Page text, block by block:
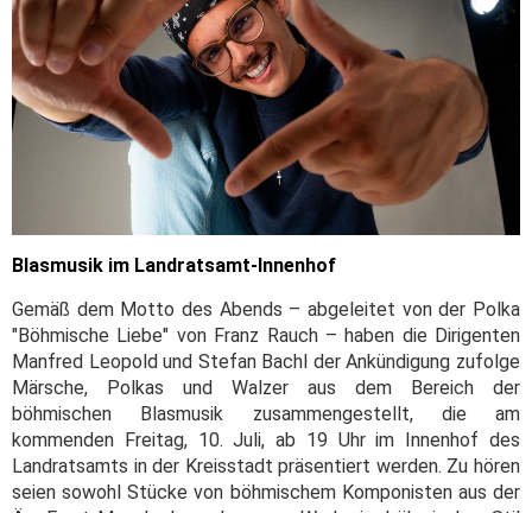
Blasmusik im Landratsamt-Innenhof
Gemäß dem Motto des Abends – abgeleitet von der Polka
"Böhmische Liebe" von Franz Rauch – haben die Dirigenten
Manfred Leopold und Stefan Bachl der Ankündigung zufolge
Märsche, Polkas und Walzer aus dem Bereich der
böhmischen Blasmusik zusammengestellt, die am
kommenden Freitag, 10. Juli, ab 19 Uhr im Innenhof des
Landratsamts in der Kreisstadt präsentiert werden. Zu hören
seien sowohl Stücke von böhmischem Komponisten aus der